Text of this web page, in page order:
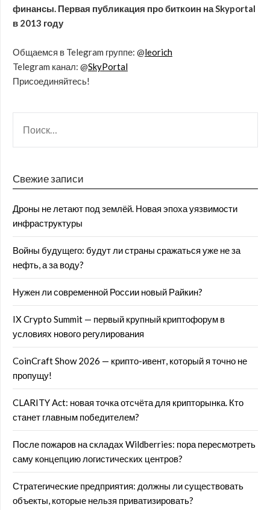
финансы. Первая публикация про биткоин на Skyportal
в 2013 году
Общаемся в Telegram группе: @leorich
Telegram канал: @SkyPortal
Присоединяйтесь!
Свежие записи
Дроны не летают под землёй. Новая эпоха уязвимости
инфраструктуры
Войны будущего: будут ли страны сражаться уже не за
нефть, а за воду?
Нужен ли современной России новый Райкин?
IX Crypto Summit — первый крупный криптофорум в
условиях нового регулирования
CoinCraft Show 2026 — крипто-ивент, который я точно не
пропущу!
CLARITY Act: новая точка отсчёта для крипторынка. Кто
станет главным победителем?
После пожаров на складах Wildberries: пора пересмотреть
саму концепцию логистических центров?
Стратегические предприятия: должны ли существовать
объекты, которые нельзя приватизировать?